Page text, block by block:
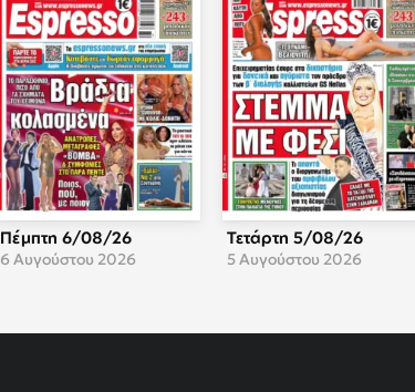
Πέμπτη 6/08/26
6 Αυγούστου 2026
Τετάρτη 5/08/26
5 Αυγούστου 2026